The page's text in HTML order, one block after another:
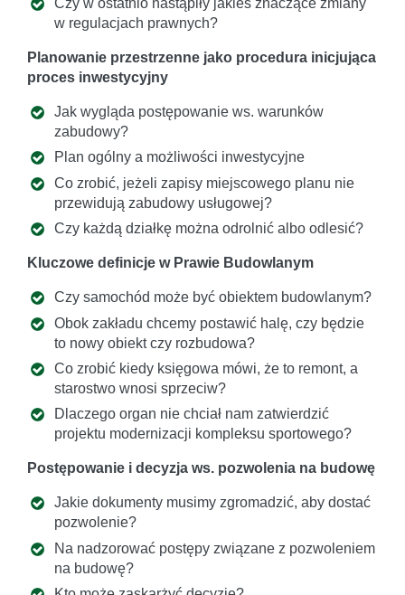
Czy w ostatnio nastąpiły jakieś znaczące zmiany
w regulacjach prawnych?
Planowanie przestrzenne jako procedura inicjująca
proces inwestycyjny
Jak wygląda postępowanie ws. warunków
zabudowy?
Plan ogólny a możliwości inwestycyjne
Co zrobić, jeżeli zapisy miejscowego planu nie
przewidują zabudowy usługowej?
Czy każdą działkę można odrolnić albo odlesić?
Kluczowe definicje w Prawie Budowlanym
Czy samochód może być obiektem budowlanym?
Obok zakładu chcemy postawić halę, czy będzie
to nowy obiekt czy rozbudowa?
Co zrobić kiedy księgowa mówi, że to remont, a
starostwo wnosi sprzeciw?
Dlaczego organ nie chciał nam zatwierdzić
projektu modernizacji kompleksu sportowego?
Postępowanie i decyzja ws. pozwolenia na budowę
Jakie dokumenty musimy zgromadzić, aby dostać
pozwolenie?
Na nadzorować postępy związane z pozwoleniem
na budowę?